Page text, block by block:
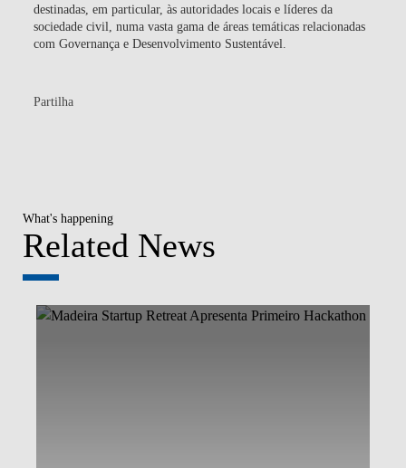
destinadas, em particular, às autoridades locais e líderes da
sociedade civil, numa vasta gama de áreas temáticas relacionadas
com Governança e Desenvolvimento Sustentável.
Partilha
What's happening
Related News